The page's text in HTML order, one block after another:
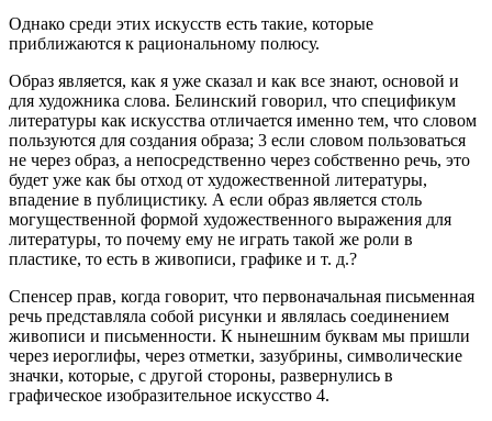
Однако среди этих искусств есть такие, которые
приближаются к рациональному полюсу.
Образ является, как я уже сказал и как все знают, основой и
для художника слова. Белинский говорил, что спецификум
литературы как искусства отличается именно тем, что словом
пользуются для создания образа; 3 если словом пользоваться
не через образ, а непосредственно через собственно речь, это
будет уже как бы отход от художественной литературы,
впадение в публицистику. А если образ является столь
могущественной формой художественного выражения для
литературы, то почему ему не играть такой же роли в
пластике, то есть в живописи, графике и т. д.?
Спенсер прав, когда говорит, что первоначальная письменная
речь представляла собой рисунки и являлась соединением
живописи и письменности. К нынешним буквам мы пришли
через иероглифы, через отметки, зазубрины, символические
значки, которые, с другой стороны, развернулись в
графическое изобразительное искусство 4.